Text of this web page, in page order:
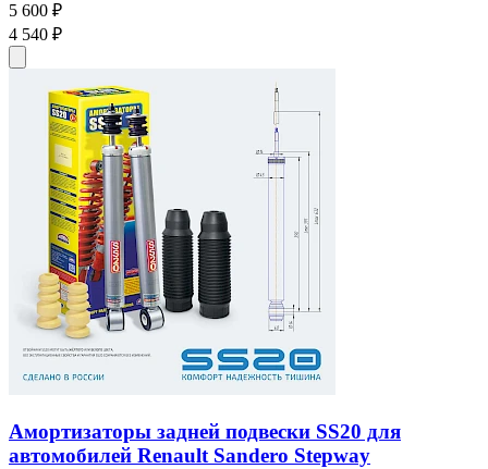
5 600 ₽
4 540 ₽
Амортизаторы задней подвески SS20 для
автомобилей Renault Sandero Stepway